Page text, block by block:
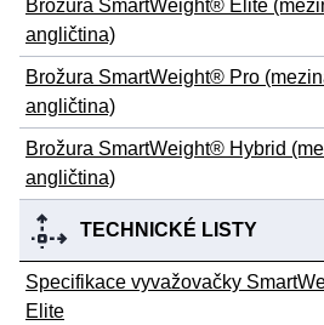
Brožura SmartWeight® Elite
angličtina)
Brožura SmartWeight® Pro
angličtina)
Brožura SmartWeight® Hybrid
angličtina)
TECHNICKÉ LISTY
Specifikace vyvažovačky
Elite